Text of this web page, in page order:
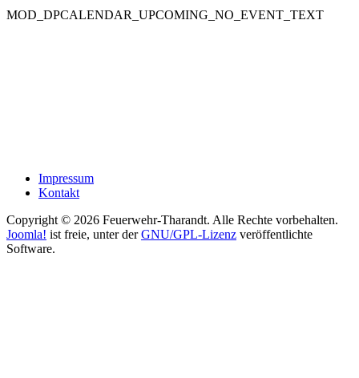
MOD_DPCALENDAR_UPCOMING_NO_EVENT_TEXT
Impressum
Kontakt
Copyright © 2026 Feuerwehr-Tharandt. Alle Rechte vorbehalten.
Joomla! ist freie, unter derGNU/GPL-Lizenz veröffentlichte
Software.